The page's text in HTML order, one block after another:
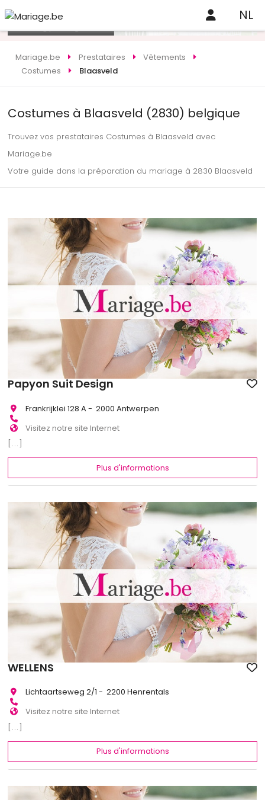
NL
Mariage.be Prestataires
Vêtements
Costumes
Blaasveld
Costumes à Blaasveld (2830) belgique
Trouvez vos prestataires Costumes à Blaasveld avec
Mariage.be
Votre guide dans la préparation du mariage à 2830 Blaasveld
Papyon Suit Design
Frankrijklei 128 A - 2000 Antwerpen
Visitez notre site Internet
[...]
Plus d'informations
WELLENS
Lichtaartseweg 2/1 - 2200 Henrentals
Visitez notre site Internet
[...]
Plus d'informations